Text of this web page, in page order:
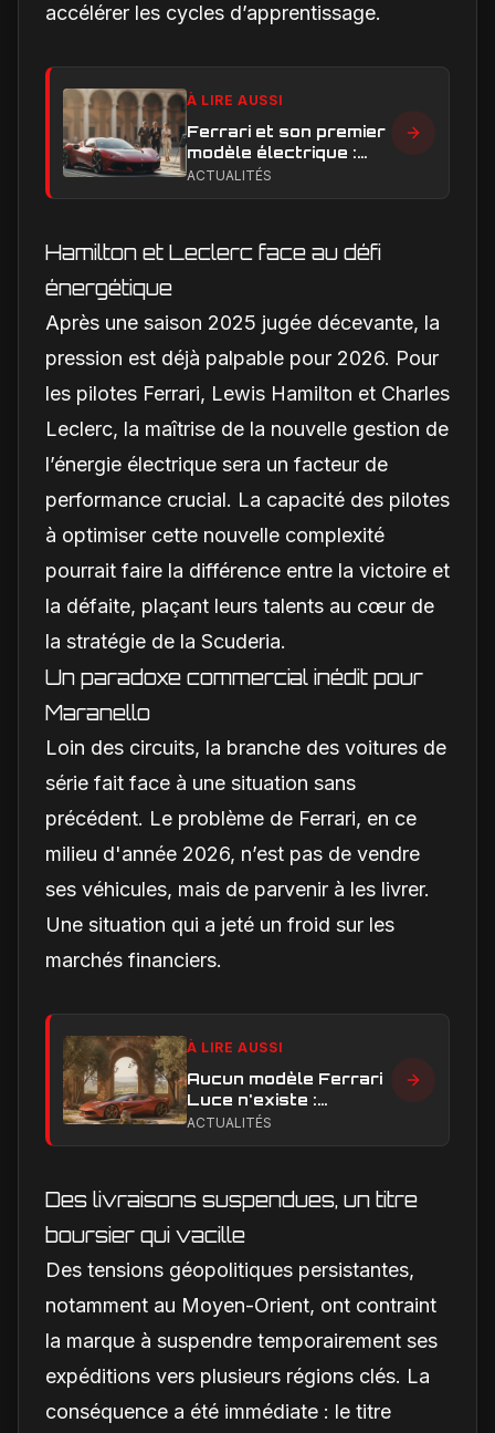
accélérer les cycles d’apprentissage.
À LIRE AUSSI
Ferrari et son premier
modèle électrique :
calendrier de
ACTUALITÉS
Hamilton et Leclerc face au défi
énergétique
Après une saison 2025 jugée décevante, la
pression est déjà palpable pour 2026. Pour
les pilotes Ferrari, Lewis Hamilton et Charles
Leclerc, la maîtrise de la nouvelle gestion de
l’énergie électrique sera un facteur de
performance crucial. La capacité des pilotes
à optimiser cette nouvelle complexité
pourrait faire la différence entre la victoire et
la défaite, plaçant leurs talents au cœur de
la stratégie de la Scuderia.
Un paradoxe commercial inédit pour
Maranello
Loin des circuits, la branche des voitures de
série fait face à une situation sans
précédent. Le problème de Ferrari, en ce
milieu d'année 2026, n’est pas de vendre
ses véhicules, mais de parvenir à les livrer.
Une situation qui a jeté un froid sur les
marchés financiers.
À LIRE AUSSI
Aucun modèle Ferrari
Luce n'existe :
clarification sur les
ACTUALITÉS
Des livraisons suspendues, un titre
boursier qui vacille
Des tensions géopolitiques persistantes,
notamment au Moyen-Orient, ont contraint
la marque à suspendre temporairement ses
expéditions vers plusieurs régions clés. La
conséquence a été immédiate : le titre